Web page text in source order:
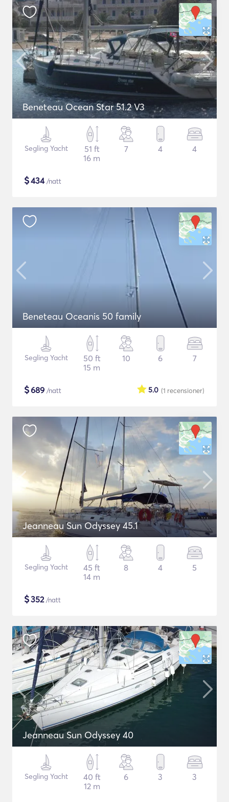
Beneteau Ocean Star 51.2 V3
Segling Yacht
51 ft
16 m
7 4 4
$434/natt
Beneteau Oceanis 50 family
Segling Yacht
50 ft
15 m
10 6 7
$689 /natt (1 recensioner)
5.0
Jeanneau Sun Odyssey 45.1
Segling Yacht
45 ft
14 m
8 4 5
$352/natt
Jeanneau Sun Odyssey 40
Segling Yacht
40 ft
12 m
6 3 3